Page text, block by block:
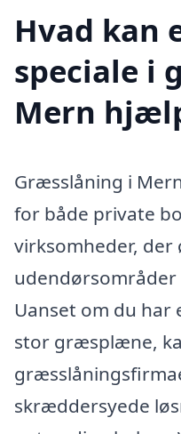
Hvad kan
speciale i
Mern
Græsslåning i
for både private
virksomheder, der
Uanset om du har
stor græsplæne,
skræddersyede